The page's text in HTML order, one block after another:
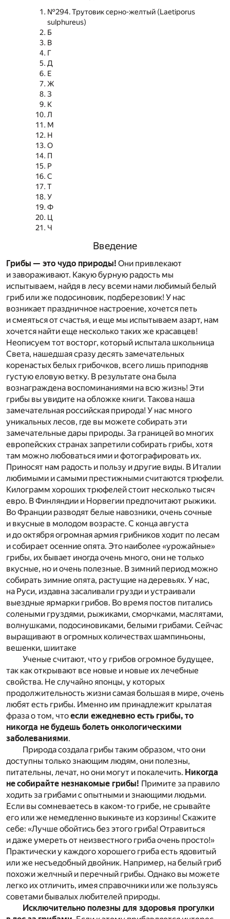
№294. Трутовик серно-желтый (Laetiporus
sulphureus)
Б
В
Г
Д
Е
Ж
З
К
Л
М
Н
О
П
Р
С
Т
У
Ф
Ц
Ч
Введение
Грибы — это чудо природы! Они привлекают
и завораживают. Какую бурную радость мы
испытываем, найдя в лесу всеми нами любимый белый
гриб или же подосиновик, подберезовик! У нас
возникает праздничное настроение, хочется петь
и смеяться от счастья, и еще мы испытываем азарт, нам
хочется найти еще несколько таких же красавцев!
Неописуем тот восторг, который испытала школьница
Света, нашедшая сразу десять замечательных
коренастых белых грибочков, всего лишь приподняв
густую еловую ветку. В результате она была
вознаграждена воспоминаниями на всю жизнь! Эти
грибы вы увидите на обложке книги. Такова наша
замечательная российская природа! У нас много
уникальных лесов, где вы можете собирать эти
замечательные дары природы. За границей во многих
европейских странах запретили собирать грибы, хотя
там можно любоваться ими и фотографировать их.
Приносят нам радость и пользу и другие виды. В Италии
любимыми и самыми престижными считаются трюфели.
Килограмм хороших трюфелей стоит несколько тысяч
евро. В Финляндии и Норвегии предпочитают рыжики.
Во Франции разводят белые навозники, очень сочные
и вкусные в молодом возрасте. С конца августа
и до октября огромная армия грибников ходит по лесам
и собирает осенние опята. Это наиболее «урожайные»
грибы, их бывает иногда очень много, они не только
вкусные, но и очень полезные. В зимний период можно
собирать зимние опята, растущие на деревьях. У нас,
на Руси, издавна засаливали грузди и устраивали
выездные ярмарки грибов. Во время постов питались
солеными груздями, рыжиками, сморчками, маслятами,
волнушками, подосиновиками, белыми грибами. Сейчас
выращивают в огромных количествах шампиньоны,
вешенки, шиитаке
Ученые считают, что у грибов огромное будущее,
так как открывают все новые и новые их лечебные
свойства. Не случайно японцы, у которых
продолжительность жизни самая большая в мире, очень
любят есть грибы. Именно им принадлежит крылатая
фраза о том, чтоесли ежедневно есть грибы, то
никогда не будешь болеть онкологическими
заболеваниями.
Природа создала грибы таким образом, что они
доступны только знающим людям, они полезны,
питательны, лечат, но они могут и покалечить. Никогда
не собирайте незнакомые грибы! Примите за правило
ходить за грибами с опытными и знающими людьми.
Если вы сомневаетесь в каком-то грибе, не срывайте
его или же немедленно выкиньте из корзины! Скажите
себе: «Лучше обойтись без этого гриба! Отравиться
и даже умереть от неизвестного гриба очень просто!»
Практически у каждого хорошего гриба есть ядовитый
или же несъедобный двойник. Например, на белый гриб
похожи желчный и перечный грибы. Однако вы можете
легко их отличить, имея справочники или же пользуясь
советами бывалых любителей природы.
Исключительно полезны для здоровья прогулки